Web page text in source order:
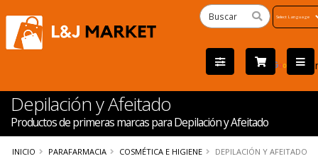
by
Depilación y Afeitado
Productos de primeras marcas para Depilación y Afeitado
INICIO PARAFARMACIA COSMÉTICA E HIGIENE DEPILACIÓN Y AFEITADO